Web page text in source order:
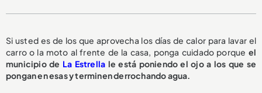
Si usted es de los que aprovecha los días de calor para lavar el
carro o la moto al frente de la casa, ponga cuidado porque el
municipio de La Estrella le está poniendo el ojo a los que se
pongan en esas y terminen derrochando agua.